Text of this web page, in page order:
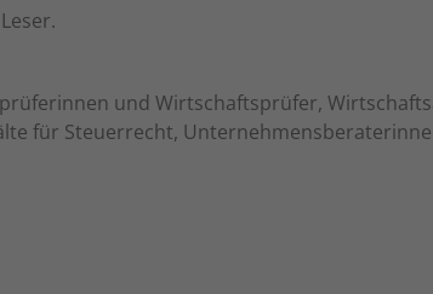
und Wirtschaftsprüfer,
für Steuerrecht,